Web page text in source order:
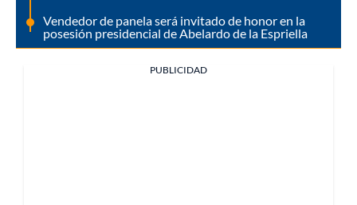
Vendedor de panela será invitado de honor en la
posesión presidencial de Abelardo de la Espriella
PUBLICIDAD